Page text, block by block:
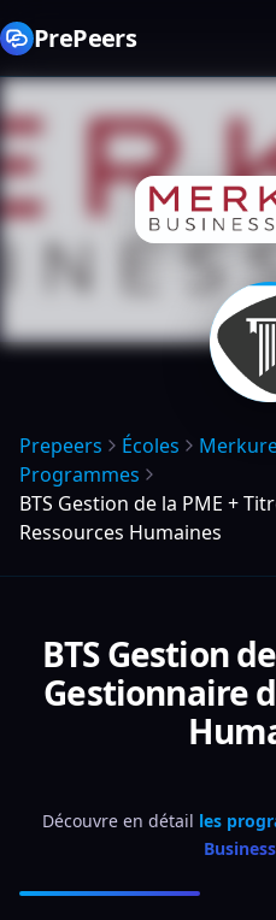
PrePeers
Prepeers Écoles
Programmes
BTS Gestion de la PME +
Ressources Humaines
BTS Gestion
Gestionnaire
Découvre en détail les